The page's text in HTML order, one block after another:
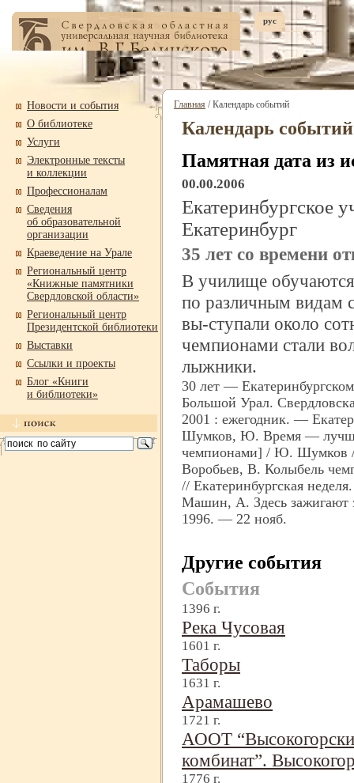
рус
Новости и события
О библиотеке
Услуги
Электронные тексты
и коллекции
Профессионалам
Сведения
об образовательной
организации
Краеведение на Урале
Региональный центр
«Книжные памятники
Свердловской области»
Региональный центр
Президентской библиотеки
Выставки
Ссылки и проекты
Блог «Книги
и библиотеки»
Главная / Календарь событий
Календарь событий
Памятная дата из
00.00.2006
Екатеринбургское
Екатеринбург
35 лет со времени
В училище
по различным видам
вы-ступали около
чемпионами стали
лыжники.
30 лет —
Большой Урал.
2001 : ежегодник. —
Шумков, Ю. Время —
чемпионами] / Ю. Шумков
Воробьев, В. Колыбель
// Екатеринбургская
Машин, А. Здесь зажигают
1996. — 22 нояб.
Другие события
События
1396 г.
Река Чусовая
1601 г.
Таборы
1631 г.
Арамашево
1721 г.
АООТ
комбинат”.
1776 г.